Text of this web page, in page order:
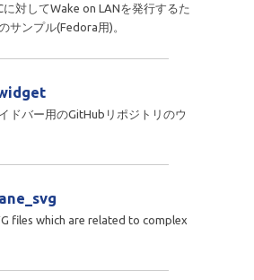
対してWake on LANを発行するた
サンプル(Fedora用)。
ドバー用のGitHubリポジトリのウ
files which are related to complex